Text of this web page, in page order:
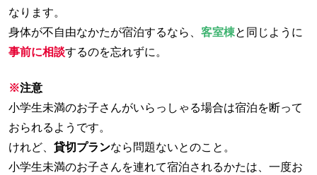
なります。
身体が不自由なかたが宿泊するなら、 客室棟と同じように
事前に相談するのを忘れずに。
※注意
小学生未満のお子さんがいらっしゃる場合は宿泊を断って
おられるようです。
けれど、 貸切プランなら問題ないとのこと。
小学生未満のお子さんを連れて宿泊されるかたは、一度お